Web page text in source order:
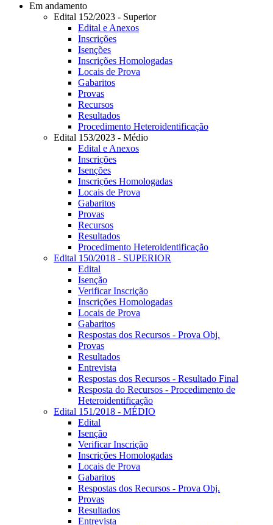
Em andamento
Edital 152/2023 - Superior
Edital e Anexos
Inscrições
Isenções
Inscrições Homologadas
Locais de Prova
Gabaritos
Provas
Recursos
Resultados
Procedimento Heteroidentificação
Edital 153/2023 - Médio
Edital e Anexos
Inscrições
Isenções
Inscrições Homologadas
Locais de Prova
Gabaritos
Provas
Recursos
Resultados
Procedimento Heteroidentificação
Edital 150/2018 - SUPERIOR
Edital
Isenção
Verificar Inscrição
Inscrições Homologadas
Locais de Prova
Gabaritos
Respostas dos Recursos - Prova Obj.
Provas
Resultados
Entrevista
Respostas dos Recursos - Resultado Final
Resposta do Recursos - Procedimento de
Heteroidentificação
Edital 151/2018 - MÉDIO
Edital
Isenção
Verificar Inscrição
Inscrições Homologadas
Locais de Prova
Gabaritos
Respostas dos Recursos - Prova Obj.
Provas
Resultados
Entrevista